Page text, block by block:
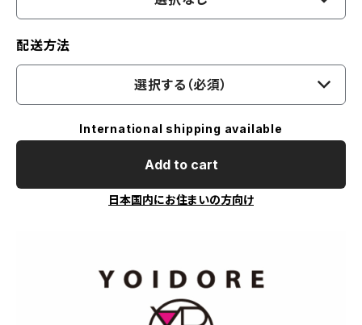
配送方法
選択する（必須）
International shipping available
Add to cart
日本国内にお住まいの方向け